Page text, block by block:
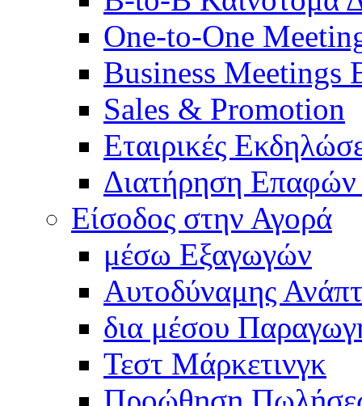
One-to-One
Business Meetings
Sales & Promotion
Εταιρικές
Διατήρηση
Είσοδος στην Αγορά
μέσω Εξαγωγών
Αυτοδύναμης
δια μέσου
Τεστ Μάρκετινγκ